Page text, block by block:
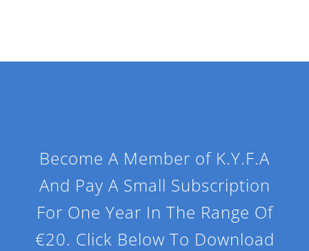
Become A Member of K.Y.F.A
And Pay A Small Subscription
For One Year In The Range Of
€20. Click Below To Download